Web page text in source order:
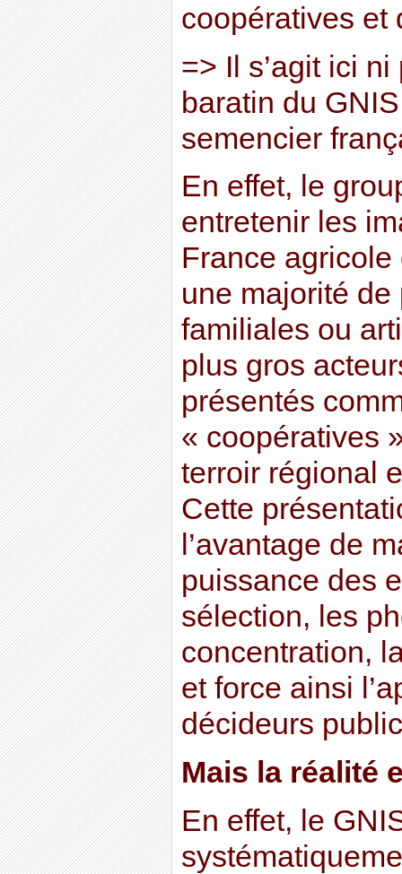
coopératives et
=> Il s’agit ici
baratin du
semencier
En effet, le
entretenir les
France
une majorité
familiales ou
plus gros
présentés
« coopératives
terroir régional
Cette
l’avantage de
puissance des
sélection, les
concentration,
et force ainsi
décideurs
Mais la réalité
En effet, le